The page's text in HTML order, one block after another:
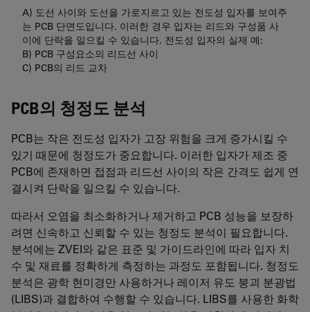
A) 도선 사이와 도선을 가로지르고 있는 전도성 입자를 보여주
는 PCB 단면도입니다. 이러한 경우 입자는 리드와 구성품 사
이에 단락을 일으킬 수 있습니다. 전도성 입자의 실제 예:
B) PCB 구성요소의 리드선 사이
C) PCB의 리드 교차
PCB의 청정도 분석
PCB는 작은 전도성 입자가 고장 위험을 크게 증가시킬 수
있기 때문에 청정도가 중요합니다. 이러한 입자가 제조 중
PCB에 존재하면 접점과 리드선 사이의 작은 간격도 쉽게 연
결시켜 단락을 일으킬 수 있습니다.
따라서 오염을 최소화하거나 제거하고 PCB 성능을 보장하
려면 신속하고 신뢰할 수 있는 청정도 분석이 필요합니다.
분석에는 ZVEI와 같은 표준 및 가이드라인에 따라 입자 치
수 및 재료를 정확하게 측정하는 과정도 포함됩니다. 청정도
분석은 광학 현미경만 사용하거나 레이저 유도 붕괴 분광법
(LIBS)과 결합하여 수행할 수 있습니다. LIBS를 사용한 화학